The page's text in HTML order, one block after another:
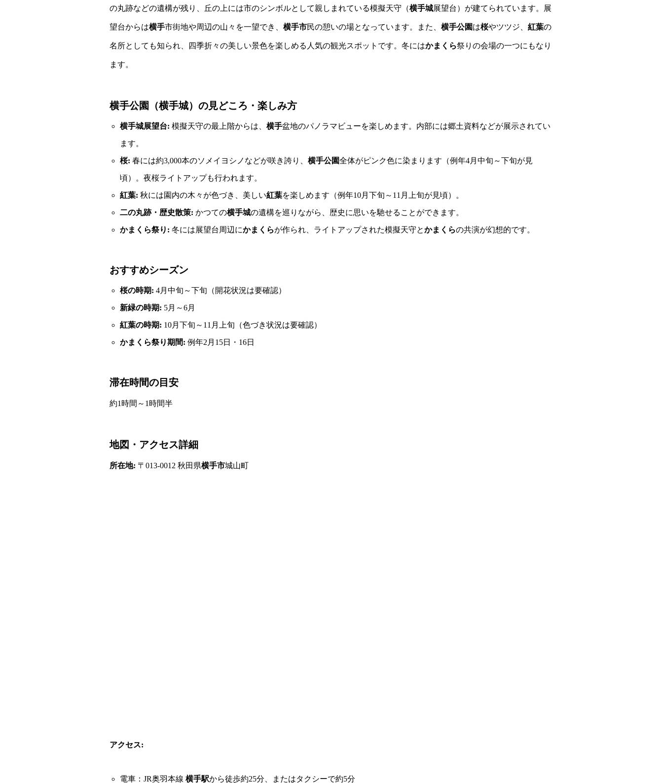
の丸跡などの遺構が残り、丘の上には市のシンボルとして親しまれている模擬天守（横手城展望台）が建てられています。展
望台からは横手市街地や周辺の山々を一望でき、 横手市民の憩いの場となっています。また、 横手公園は桜やツツジ、 紅葉の
名所としても知られ、四季折々の美しい景色を楽しめる人気の観光スポットです。冬にはかまくら祭りの会場の一つにもなり
ます。
横手公園（横手城）の見どころ・楽しみ方
横手城展望台: 模擬天守の最上階からは、 横手盆地のパノラマビューを楽しめます。内部には郷土資料などが展示されてい
ます。
桜: 春には約3,000本のソメイヨシノなどが咲き誇り、 横手公園全体がピンク色に染まります（例年4月中旬～下旬が見
頃）。夜桜ライトアップも行われます。
紅葉: 秋には園内の木々が色づき、美しい紅葉を楽しめます（例年10月下旬～11月上旬が見頃）。
二の丸跡・歴史散策: かつての横手城の遺構を巡りながら、歴史に思いを馳せることができます。
かまくら祭り: 冬には展望台周辺にかまくらが作られ、ライトアップされた模擬天守とかまくらの共演が幻想的です。
おすすめシーズン
桜の時期: 4月中旬～下旬（開花状況は要確認）
新緑の時期: 5月～6月
紅葉の時期: 10月下旬～11月上旬（色づき状況は要確認）
かまくら祭り期間: 例年2月15日・16日
滞在時間の目安
約1時間～1時間半
地図・アクセス詳細
所在地: 〒013-0012 秋田県横手市城山町
アクセス:
電車：JR奥羽本線 横手駅から徒歩約25分、またはタクシーで約5分